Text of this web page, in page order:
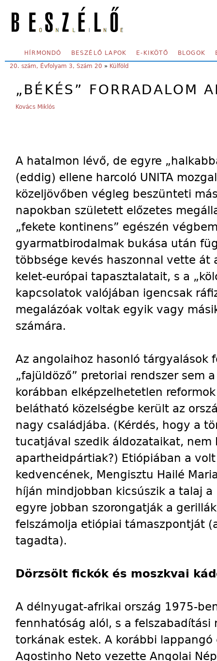
SECONDARY MENU
HÍRMONDÓ BESZÉLŐ LAPOK E-KIKÖTŐ BLOGOK
YOU ARE HERE:
20. szám, Évfolyam 3, Szám 20 » Külföld
„BÉKÉS” FORRADALOM
Kovács Miklós
A hatalmon lévő, de egyre
(eddig) ellene harcoló UNITA
közeljövőben végleg beszünteti
napokban született előzetes
„fekete kontinens” egészén
gyarmatbirodalmak bukása után
többsége kevés haszonnal vette át
kelet-európai tapasztalatait, s a
kapcsolatok valójában igencsak
megalázóak voltak egyik vagy
számára.
Az angolaihoz hasonló tárgyalások
„fajüldöző” pretoriai rendszer sem
korábban elképzelhetetlen
belátható közelségbe került az
nagy családjába. (Kérdés, hogy a
tucatjával szedik áldozataikat, nem
apartheidpártiak?) Etiópiában a
kedvencének, Mengisztu Hailé
híján mindjobban kicsúszik a talaj
egyre jobban szorongatják a
felszámolja etiópiai támaszpontját
tagadta).
Dörzsölt fickók és moszkvai
A délnyugat-afrikai ország 1975-
fennhatóság alól, s a felszabadítási
torkának estek. A korábbi
Agostinho Neto vezette Angolai